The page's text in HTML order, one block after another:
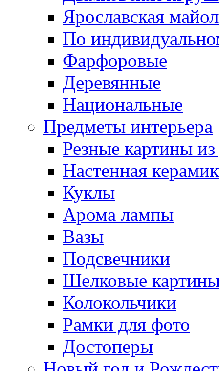
Ярославская
По
Фарфоровые
Деревянные
Национальные
Предметы интерьера
Резные картины из
Настенная
Куклы
Арома лампы
Вазы
Подсвечники
Шелковые
Колокольчики
Рамки для фото
Достоперы